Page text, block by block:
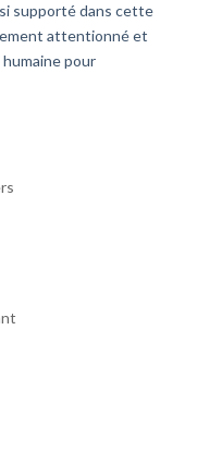
supporté dans cette
attentionné et
pour